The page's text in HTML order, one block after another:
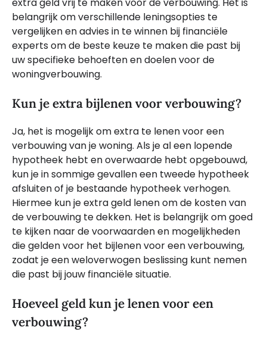
belangrijk om verschillende leningsopties te
vergelijken en advies in te winnen bij financiële
experts om de beste keuze te maken die past bij
uw specifieke behoeften en doelen voor de
woningverbouwing.
Kun je extra bijlenen voor verbouwing?
Ja, het is mogelijk om extra te lenen voor een
verbouwing van je woning. Als je al een lopende
hypotheek hebt en overwaarde hebt opgebouwd,
kun je in sommige gevallen een tweede hypotheek
afsluiten of je bestaande hypotheek verhogen.
Hiermee kun je extra geld lenen om de kosten van
de verbouwing te dekken. Het is belangrijk om goed
te kijken naar de voorwaarden en mogelijkheden
die gelden voor het bijlenen voor een verbouwing,
zodat je een weloverwogen beslissing kunt nemen
die past bij jouw financiële situatie.
Hoeveel geld kun je lenen voor een
verbouwing?